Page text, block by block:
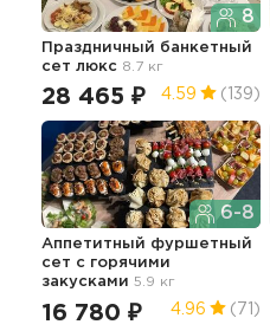
8
Праздничный банкетный
сет люкс 8.7 кг
28 465 ₽ 4.59 (139)
6-8
Аппетитный фуршетный
сет с горячими
закусками 5.9 кг
16 780 ₽ 4.96 (71)